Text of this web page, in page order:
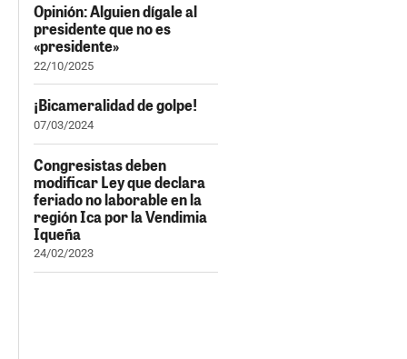
Opinión: Alguien dígale al
presidente que no es
«presidente»
22/10/2025
¡Bicameralidad de golpe!
07/03/2024
Congresistas deben
modificar Ley que declara
feriado no laborable en la
región Ica por la Vendimia
Iqueña
24/02/2023